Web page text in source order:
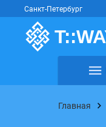
Санкт-Петербург
Главная